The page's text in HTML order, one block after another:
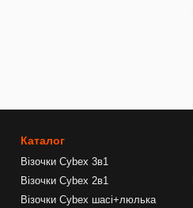
Каталог
Візочки Cybex 3в1
Візочки Cybex 2в1
Візочки Cybex шасі+люлька